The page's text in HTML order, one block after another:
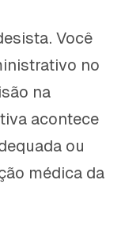
Você
no
na
acontece
ou
médica da